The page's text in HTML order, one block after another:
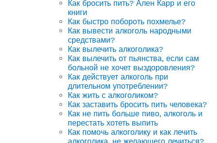
Как бросить пить? Ален Карр и его
книги
Как быстро побороть похмелье?
Как вывести алкоголь народными
средствами?
Как вылечить алкоголика?
Как вылечить от пьянства, если сам
больной не хочет выздоровления?
Как действует алкоголь при
длительном употреблении?
Как жить с алкоголиком?
Как заставить бросить пить человека?
Как не пить больше пиво, алкоголь и
перестать хотеть выпить
Как помочь алкоголику и как лечить
алкоголика, не желающего лечиться?